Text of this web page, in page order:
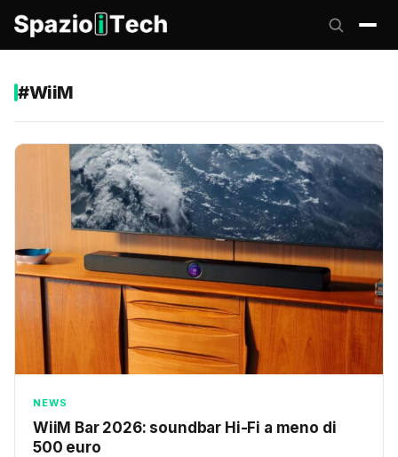
#WiiM
NEWS
WiiM Bar 2026: soundbar Hi-Fi a meno di
500 euro